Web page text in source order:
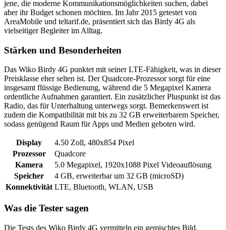
jene, die moderne Kommunikationsmöglichkeiten suchen, dabei
aber ihr Budget schonen möchten. Im Jahr 2015 getestet von
AreaMobile und teltarif.de, präsentiert sich das Birdy 4G als
vielseitiger Begleiter im Alltag.
Stärken und Besonderheiten
Das Wiko Birdy 4G punktet mit seiner LTE-Fähigkeit, was in dieser
Preisklasse eher selten ist. Der Quadcore-Prozessor sorgt für eine
insgesamt flüssige Bedienung, während die 5 Megapixel Kamera
ordentliche Aufnahmen garantiert. Ein zusätzlicher Pluspunkt ist das
Radio, das für Unterhaltung unterwegs sorgt. Bemerkenswert ist
zudem die Kompatibilität mit bis zu 32 GB erweiterbarem Speicher,
sodass genügend Raum für Apps und Medien geboten wird.
Display
4.50 Zoll, 480x854 Pixel
Prozessor
Quadcore
Kamera
5.0 Megapixel, 1920x1088 Pixel Videoauflösung
Speicher
4 GB, erweiterbar um 32 GB (microSD)
Konnektivität LTE, Bluetooth, WLAN, USB
Was die Tester sagen
Die Tests des Wiko Birdy 4G vermitteln ein gemischtes Bild.